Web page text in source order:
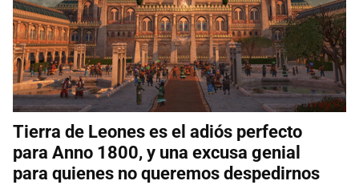
Tierra de Leones es el adiós perfecto
para Anno 1800, y una excusa genial
para quienes no queremos despedirnos